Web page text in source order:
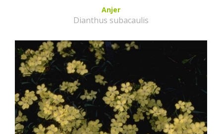
Anjer
Dianthus subacaulis